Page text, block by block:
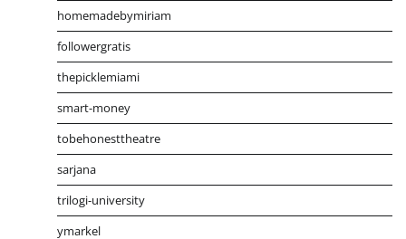
homemadebymiriam
followergratis
thepicklemiami
smart-money
tobehonesttheatre
sarjana
trilogi-university
ymarkel